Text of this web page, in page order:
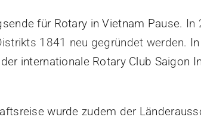
für Rotary in Vietnam Pause. In
1841 neu gegründet werden.
internationale Rotary Club Saigon
wurde zudem der